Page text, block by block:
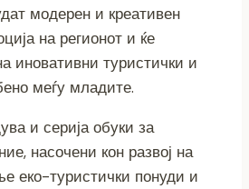
модерен и креативен
на регионот и ќе
иновативни туристички и
меѓу младите.
и серија обуки за
насочени кон развој на
еко-туристички понуди и